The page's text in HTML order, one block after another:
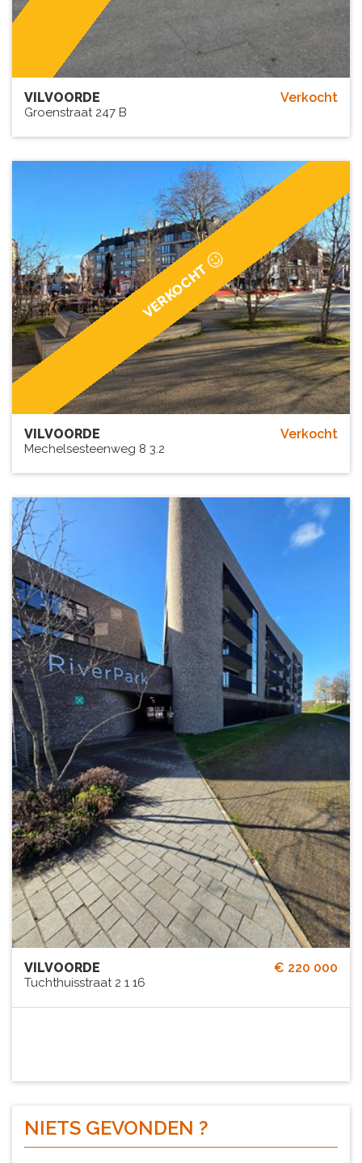
Verkocht
VILVOORDE
Groenstraat 247 B
VERKOCHT
Verkocht
VILVOORDE
Mechelsesteenweg 8 3.2
€ 220 000
VILVOORDE
Tuchthuisstraat 2 1 16
NIETS GEVONDEN ?